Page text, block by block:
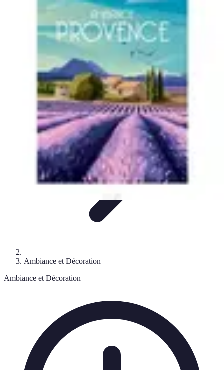
Football Fan Zone
MarketingAnimations et
AnimationsEngagement des Fans
Football Fan Zone
Ambiance et Décoration
Ambiance et Décoration